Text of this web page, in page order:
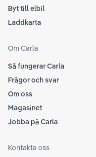
Byt till elbil
Laddkarta
Om Carla
Så fungerar Carla
Frågor och svar
Om oss
Magasinet
Jobba på Carla
Kontakta oss